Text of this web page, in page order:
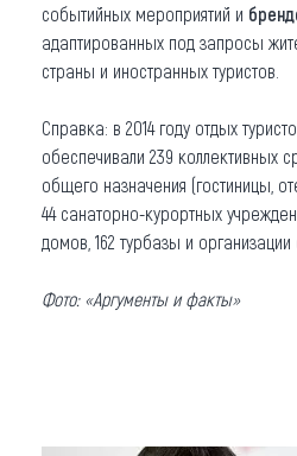
событийных мероприятий и
адаптированных под запросы
страны и иностранных туристов.
Справка: в 2014 году отдых
обеспечивали 239 коллективных
общего назначения (гостиницы,
44 санаторно-курортных
домов, 162 турбазы и организации
Фото: «Аргументы и факты»